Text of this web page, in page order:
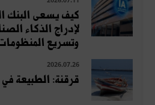
كيف يسعى البنك
لإدراج الذكاء
وتسريع
2026.07.26
قرقنة: الطبيعة